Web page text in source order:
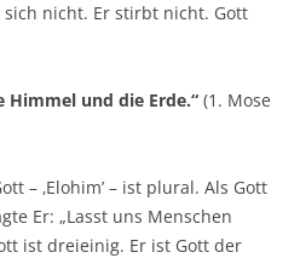
nicht. Er stirbt nicht. Gott
Himmel und die Erde.“ (1. Mose
– ‚Elohim’ – ist plural. Als Gott
Er: „Lasst uns Menschen
ist dreieinig. Er ist Gott der